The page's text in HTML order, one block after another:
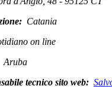
Catania
on line
Aruba
tecnico sito web: